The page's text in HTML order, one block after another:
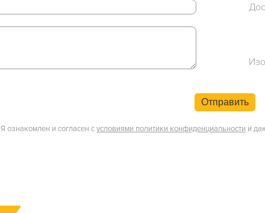
Отправить
Я ознакомлен и согласен сусловиями политики конфиденциальности и